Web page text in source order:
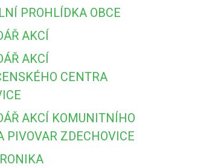
PROHLÍDKA OBCE
AKCÍ
AKCÍ
CENTRA
AKCÍ KOMUNITNÍHO
PIVOVAR ZDECHOVICE